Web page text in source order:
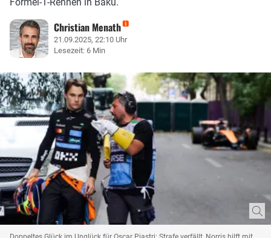
Christian Menath
21.09.2025, 22:10 Uhr
Lesezeit: 6 Min